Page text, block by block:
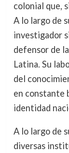
colonial que,
A lo largo de
investigador
defensor de
Latina. Su
del
en constante
identidad
A lo largo de
diversas